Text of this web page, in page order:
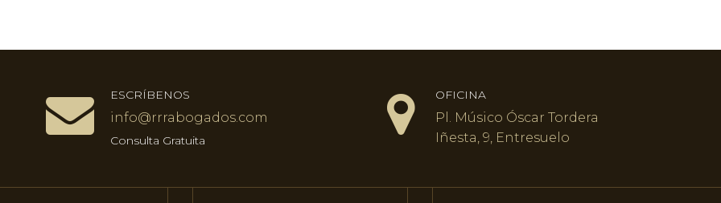
ESCRÍBENOS
info@rrrabogados.com
Consulta Gratuita
OFICINA
Pl. Músico Óscar Tordera
Iñesta, 9, Entresuelo